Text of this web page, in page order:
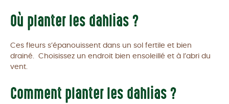
Où planter les dahlias ?
Ces fleurs s’épanouissent dans un sol fertile et bien
drainé. Choisissez un endroit bien ensoleillé et à l’abri du
vent.
Comment planter les dahlias ?